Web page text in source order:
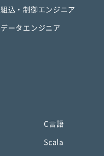
組込・制御エンジニア
データエンジニア
C言語
Scala